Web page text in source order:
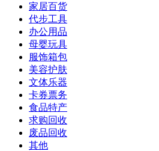
家居百货
代步工具
办公用品
母婴玩具
服饰箱包
美容护肤
文体乐器
卡券票务
食品特产
求购回收
废品回收
其他